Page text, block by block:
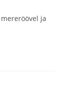
ja